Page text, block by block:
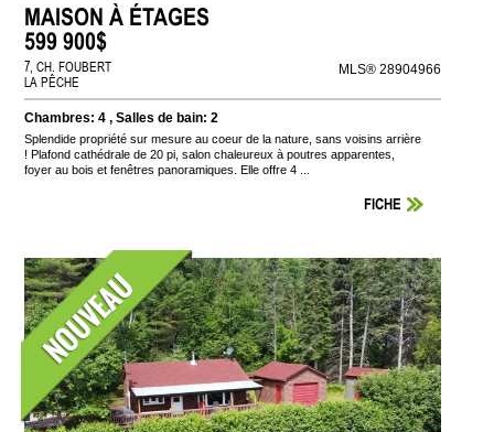
MAISON À ÉTAGES
599 900$
7, CH. FOUBERT
LA PÊCHE
MLS® 28904966
Chambres: 4 , Salles de bain: 2
Splendide propriété sur mesure au coeur de la nature, sans voisins arrière
! Plafond cathédrale de 20 pi, salon chaleureux à poutres apparentes,
foyer au bois et fenêtres panoramiques. Elle offre 4 ...
FICHE